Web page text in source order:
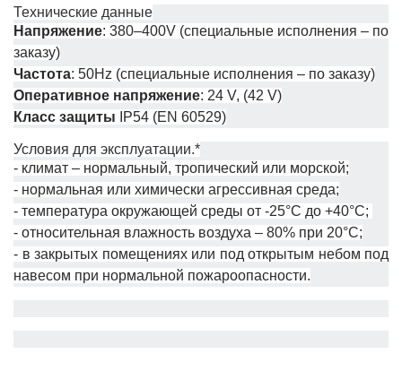
Технические данные
Напряжение: 380–400V (специальные исполнения – по
заказу)
Частота: 50Hz (специальные исполнения – по заказу)
Оперативное напряжение: 24 V, (42 V)
Класс защиты IP54 (EN 60529)
Условия для эксплуатации.*
- климат – нормальный, тропический или морской;
- нормальная или химически агрессивная среда;
- температура окружающей среды от -25°С до +40°С;
- относительная влажность воздуха – 80% при 20°С;
- в закрытых помещениях или под открытым небом под
навесом при нормальной пожароопасности.